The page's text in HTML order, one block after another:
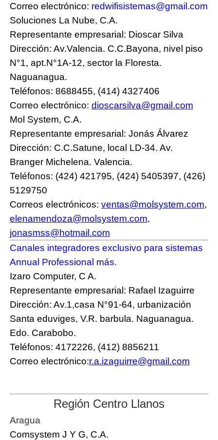
Correo electrónico: redwifisistemas@gmail.com
Soluciones La Nube, C.A.
Representante empresarial: Dioscar Silva
Dirección: Av.Valencia. C.C.Bayona, nivel piso
N°1, apt.N°1A-12, sector la Floresta.
Naguanagua.
Teléfonos: 8688455, (414) 4327406
Correo electrónico: dioscarsilva@gmail.com
Mol System, C.A.
Representante empresarial: Jonás Álvarez
Dirección: C.C.Satune, local LD-34. Av.
Branger Michelena. Valencia.
Teléfonos: (424) 421795, (424) 5405397, (426)
5129750
Correos electrónicos: ventas@molsystem.com,
elenamendoza@molsystem.com,
jonasmss@hotmail.com
Canales integradores exclusivo para sistemas
Annual Professional más.
Izaro Computer, C A.
Representante empresarial: Rafael Izaguirre
Dirección: Av.1,casa N°91-64, urbanización
Santa eduviges, V.R. barbula. Naguanagua.
Edo. Carabobo.
Teléfonos: 4172226, (412) 8856211
Correo electrónico:r.a.izaguirre@gmail.com
Región Centro Llanos
Aragua
Comsystem J Y G, C.A.